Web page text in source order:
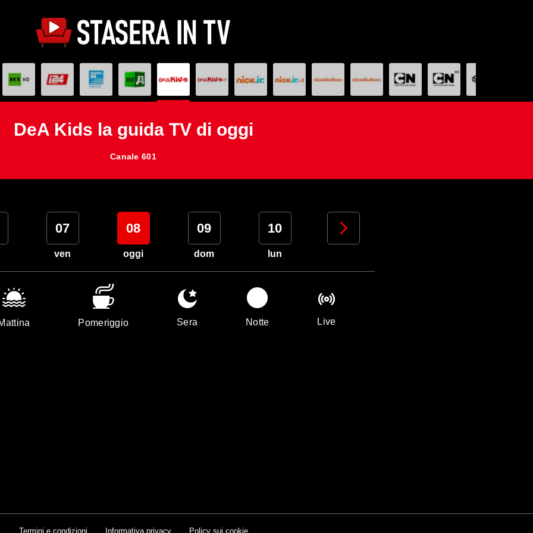
DeA Kids la guida TV di oggi
Canale 601
07
ven
08
oggi
09
dom
10
lun
11
Pomeriggio Sera Notte Live
Termini e condizioni Informativa privacy Policy sui cookie